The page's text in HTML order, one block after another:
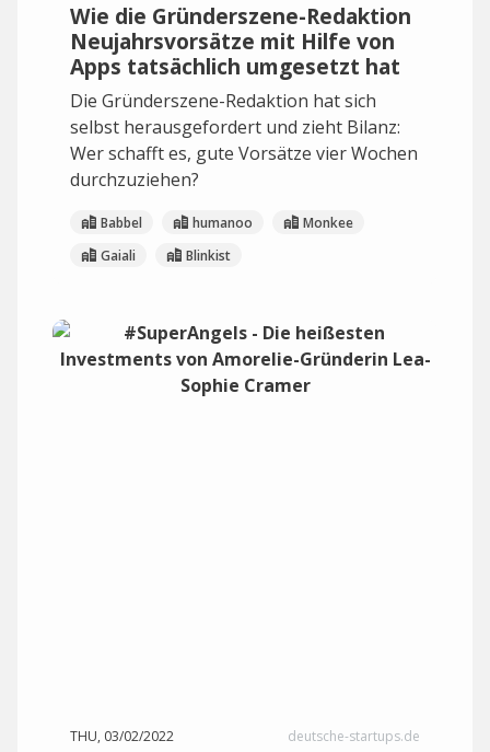
Wie die Gründerszene-Redaktion
Neujahrsvorsätze mit Hilfe von
Apps tatsächlich umgesetzt hat
Die Gründerszene-Redaktion hat sich
selbst herausgefordert und zieht Bilanz:
Wer schafft es, gute Vorsätze vier Wochen
durchzuziehen?
Babbel humanoo
Monkee
Gaiali
Blinkist
THU, 03/02/2022 deutsche-startups.de